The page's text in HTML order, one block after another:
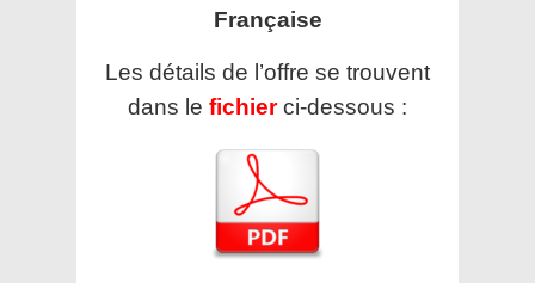
Française
Les détails de l’offre se trouvent
dans le fichier ci-dessous :